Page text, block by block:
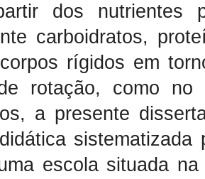
dos nutrientes
carboidratos,
rígidos em
rotação, como
a presente
escola situada